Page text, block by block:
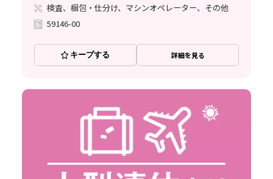
検査、梱包・仕分け、マシンオペレーター、その他
59146-00
キープする 詳細を見る